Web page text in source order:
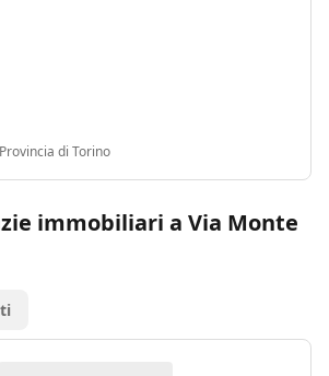
Provincia di Torino
immobiliari a Via Monte